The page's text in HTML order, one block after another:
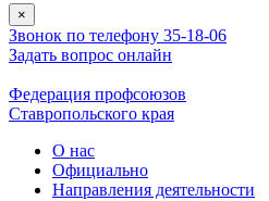
×
Звонок по телефону 35-18-06
Задать вопрос онлайн
Федерация профсоюзов
Ставропольского края
О нас
Официально
Направления деятельности